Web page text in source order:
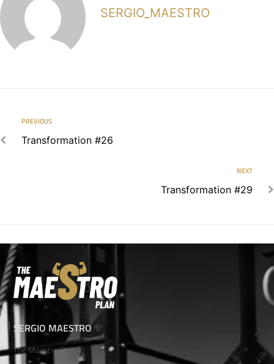
SERGIO_MAESTRO
PREVIOUS
Transformation #26
NEXT
Transformation #29
SERGIO MAESTRO
The Maestro Plan